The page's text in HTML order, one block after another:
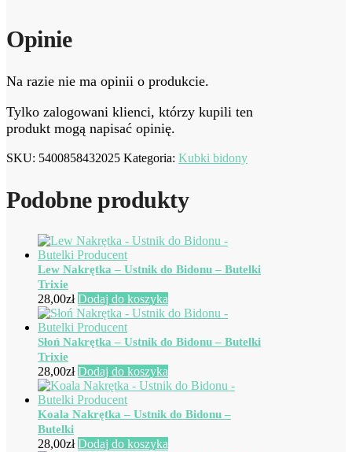
Opinie
Na razie nie ma opinii o produkcie.
Tylko zalogowani klienci, którzy kupili ten
produkt mogą napisać opinię.
SKU: 5400858432025 Kategoria: Kubki bidony
Podobne produkty
Lew Nakrętka – Ustnik do Bidonu – Butelki
Trixie
28,00zł Dodaj do koszyka
Słoń Nakrętka – Ustnik do Bidonu – Butelki
Trixie
28,00zł Dodaj do koszyka
Koala Nakrętka – Ustnik do Bidonu –
Butelki
28,00zł Dodaj do koszyka